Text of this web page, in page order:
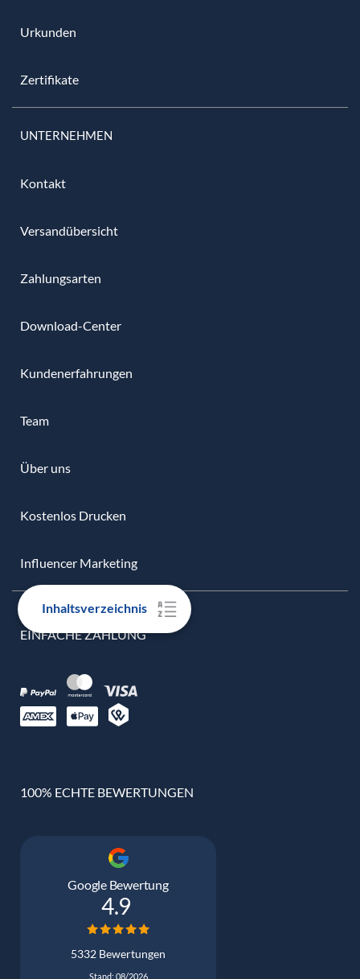
Inhaltsverzeichnis
Urkunden
Zertifikate
UNTERNEHMEN
Kontakt
Versandübersicht
Zahlungsarten
Download-Center
Kundenerfahrungen
Team
Über uns
Kostenlos Drucken
Influencer Marketing
EINFACHE ZAHLUNG
100% ECHTE BEWERTUNGEN
Google Bewertung
4.9
5332 Bewertungen
Stand: 08/2026